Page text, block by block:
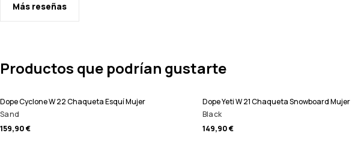
Más reseñas
Productos que podrían gustarte
Dope Cyclone W 22 Chaqueta Esquí Mujer
Sand
159,90 €
Dope Yeti W 21 Chaqueta Snowboard Mujer
Black
149,90 €